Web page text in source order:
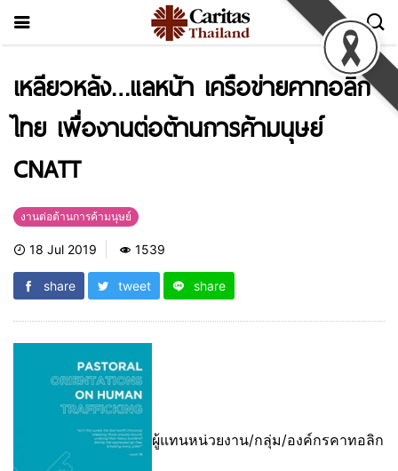
เหลียวหลัง…แลหน้า เครือข่ายคาทอลิก
ไทย เพื่องานต่อต้านการค้ามนุษย์
CNATT
งานต่อต้านการค้ามนุษย์
18 Jul 2019 1539
share tweet share
ผู้แทนหน่วยงาน/กลุ่ม/องค์กรคาทอลิก